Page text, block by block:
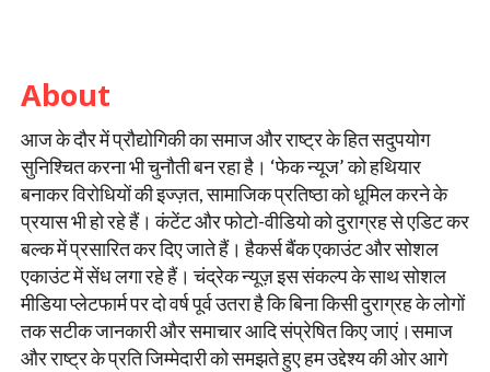
About
आज के दौर में प्रौद्योगिकी का समाज और राष्ट्र के हित सदुपयोग
सुनिश्चित करना भी चुनौती बन रहा है। ‘फेक न्यूज’ को हथियार
बनाकर विरोधियों की इज्ज़त, सामाजिक प्रतिष्ठा को धूमिल करने के
प्रयास भी हो रहे हैं। कंटेंट और फोटो-वीडियो को दुराग्रह से एडिट कर
बल्क में प्रसारित कर दिए जाते हैं। हैकर्स बैंक एकाउंट और सोशल
एकाउंट में सेंध लगा रहे हैं। चंद्रेक न्यूज़ इस संकल्प के साथ सोशल
मीडिया प्लेटफार्म पर दो वर्ष पूर्व उतरा है कि बिना किसी दुराग्रह के लोगों
तक सटीक जानकारी और समाचार आदि संप्रेषित किए जाएं।समाज
और राष्ट्र के प्रति जिम्मेदारी को समझते हुए हम उद्देश्य की ओर आगे